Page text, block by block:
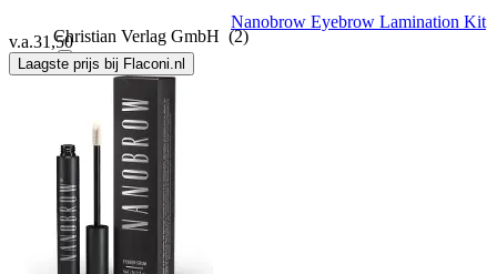
Christian Verlag GmbH (2)
(13)
Clinique(12)
Collistar (8)
Nanobrow Eyebrow Lamination Kit
v.a.31,50
Laagste prijs bij Flaconi.nl